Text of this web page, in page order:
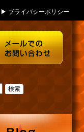
▶ プライバシーポリシー